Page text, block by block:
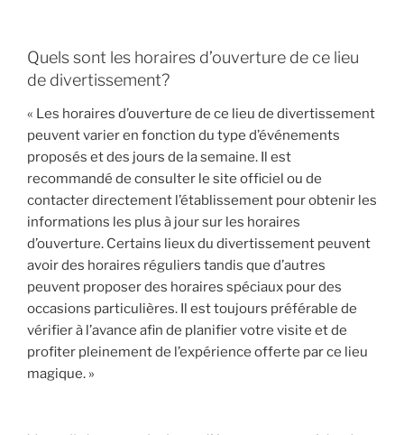
Quels sont les horaires d’ouverture de ce lieu
de divertissement?
« Les horaires d’ouverture de ce lieu de divertissement
peuvent varier en fonction du type d’événements
proposés et des jours de la semaine. Il est
recommandé de consulter le site officiel ou de
contacter directement l’établissement pour obtenir les
informations les plus à jour sur les horaires
d’ouverture. Certains lieux du divertissement peuvent
avoir des horaires réguliers tandis que d’autres
peuvent proposer des horaires spéciaux pour des
occasions particulières. Il est toujours préférable de
vérifier à l’avance afin de planifier votre visite et de
profiter pleinement de l’expérience offerte par ce lieu
magique. »